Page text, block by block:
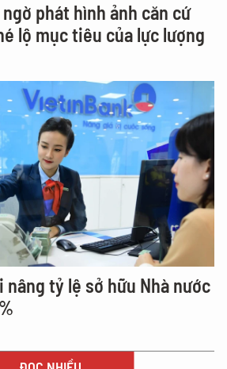
phát hình ảnh căn cứ
lộ mục tiêu của lực lượng
tỷ lệ sở hữu Nhà nước